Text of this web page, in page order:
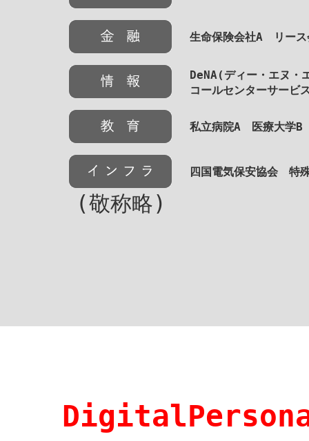
生命保険会社A リー
DeNA(ディー・エヌ
コールセンターサービ
私立病院A 医療大学B
四国電気保安協会 特
(敬称略)
DigitalPersona